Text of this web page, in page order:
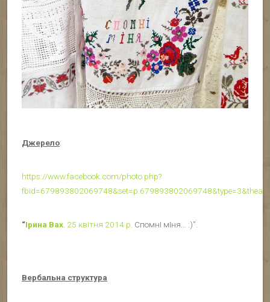
Джерело:
https://www.facebook.com/photo.php?
“Ірина Вах. 25 квітня 2014 р. СпомнІ мІня… :)”.
Вербальна структура